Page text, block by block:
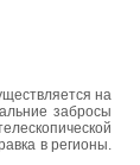
на
забросы
в регионы.